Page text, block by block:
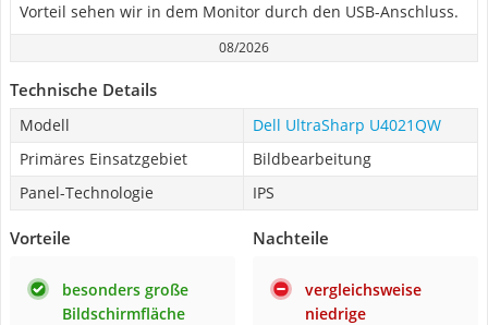
Vorteil sehen wir in dem Monitor durch den USB-Anschluss.
08/2026
Technische Details
Modell
Dell UltraSharp U4021QW
Primäres Einsatzgebiet
Bildbearbeitung
Panel-Technologie
IPS
Vorteile
besonders große
Bildschirmfläche
Nachteile
vergleichsweise
niedrige